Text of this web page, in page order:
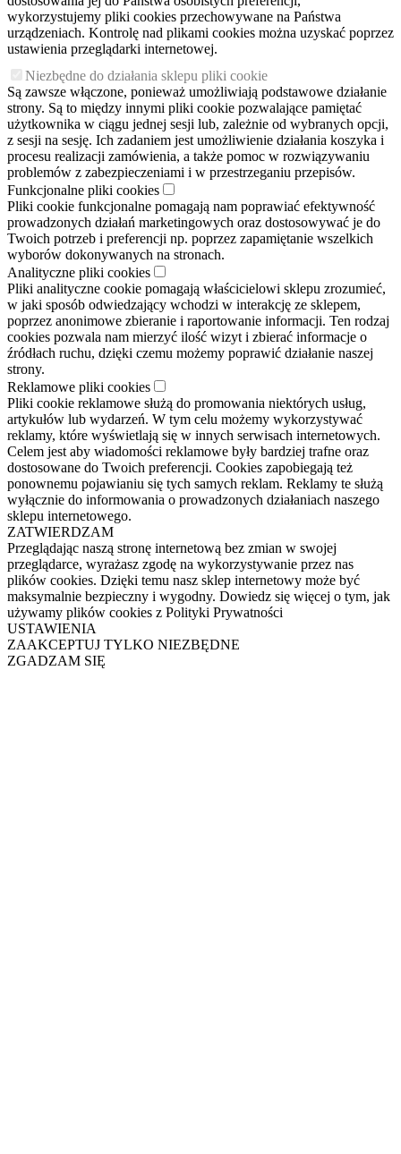
wykorzystujemy pliki cookies przechowywane na Państwa
urządzeniach. Kontrolę nad plikami cookies można uzyskać poprzez
ustawienia przeglądarki internetowej.
Niezbędne do działania sklepu pliki cookie
Są zawsze włączone, ponieważ umożliwiają podstawowe działanie
strony. Są to między innymi pliki cookie pozwalające pamiętać
użytkownika w ciągu jednej sesji lub, zależnie od wybranych opcji,
z sesji na sesję. Ich zadaniem jest umożliwienie działania koszyka i
procesu realizacji zamówienia, a także pomoc w rozwiązywaniu
problemów z zabezpieczeniami i w przestrzeganiu przepisów.
Funkcjonalne pliki cookies
Pliki cookie funkcjonalne pomagają nam poprawiać efektywność
prowadzonych działań marketingowych oraz dostosowywać je do
Twoich potrzeb i preferencji np. poprzez zapamiętanie wszelkich
wyborów dokonywanych na stronach.
Analityczne pliki cookies
Pliki analityczne cookie pomagają właścicielowi sklepu zrozumieć,
w jaki sposób odwiedzający wchodzi w interakcję ze sklepem,
poprzez anonimowe zbieranie i raportowanie informacji. Ten rodzaj
cookies pozwala nam mierzyć ilość wizyt i zbierać informacje o
źródłach ruchu, dzięki czemu możemy poprawić działanie naszej
strony.
Reklamowe pliki cookies
Pliki cookie reklamowe służą do promowania niektórych usług,
artykułów lub wydarzeń. W tym celu możemy wykorzystywać
reklamy, które wyświetlają się w innych serwisach internetowych.
Celem jest aby wiadomości reklamowe były bardziej trafne oraz
dostosowane do Twoich preferencji. Cookies zapobiegają też
ponownemu pojawianiu się tych samych reklam. Reklamy te służą
wyłącznie do informowania o prowadzonych działaniach naszego
sklepu internetowego.
ZATWIERDZAM
Przeglądając naszą stronę internetową bez zmian w swojej
przeglądarce, wyrażasz zgodę na wykorzystywanie przez nas
plików cookies. Dzięki temu nasz sklep internetowy może być
maksymalnie bezpieczny i wygodny. Dowiedz się więcej o tym, jak
używamy plików cookies z Polityki Prywatności
USTAWIENIA
ZAAKCEPTUJ TYLKO NIEZBĘDNE
ZGADZAM SIĘ